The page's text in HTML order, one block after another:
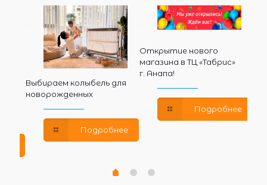
Выбираем колыбель для
новорожденных
Подробнее
Открытие нового
магазина в ТЦ «Табрис»
г. Анапа!
Подробнее